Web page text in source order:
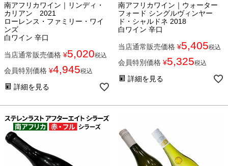
南アフリカワイン｜リンディ・
カリアン 2021
ローレンス・ファミリー・ワイ
ンズ
白ワイン 辛口
当店通常販売価格 ¥5,020税込
会員特別価格 ¥4,945税込
詳細を見る
南アフリカワイン｜ウォーター
フォード シングルヴィンヤー
ド・シャルドネ 2018
白ワイン 辛口
当店通常販売価格 ¥5,405税込
会員特別価格 ¥5,325税込
詳細を見る